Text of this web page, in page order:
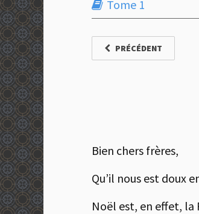
Tome 1
PRÉCÉDENT
Bien chers frères,
Qu’il nous est doux
Noël est, en effet, la